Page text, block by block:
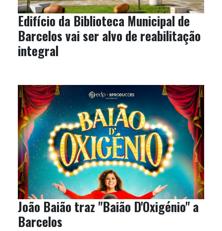
Edifício da Biblioteca Municipal de
Barcelos vai ser alvo de reabilitação
integral
João Baião traz "Baião D'Oxigénio" a
Barcelos